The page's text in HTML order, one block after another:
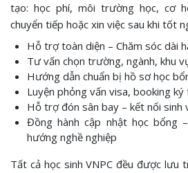
tạo: học phí, môi trường học, cơ
chuyển tiếp hoặc xin việc sau khi tốt
Hỗ trợ toàn diện – Chăm sóc dài
Tư vấn chọn trường, ngành, khu
Hướng dẫn chuẩn bị hồ sơ học
Luyện phỏng vấn visa, booking ký
Hỗ trợ đón sân bay – kết nối sinh
Đồng hành cập nhật học bổng
hướng nghề nghiệp
Tất cả học sinh VNPC đều được